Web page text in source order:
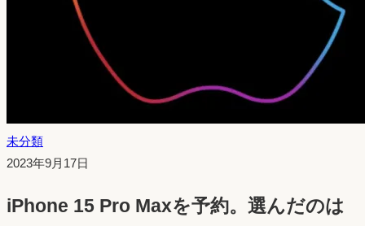
未分類
投
日：
2023年9月17日
iPhone 15 Pro Maxを予約。選んだのは